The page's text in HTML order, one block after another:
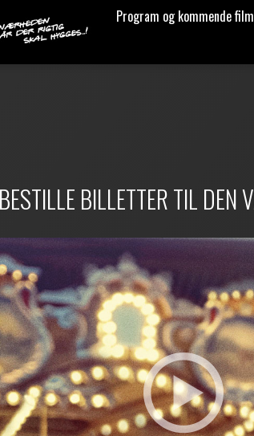
Program og kommende film